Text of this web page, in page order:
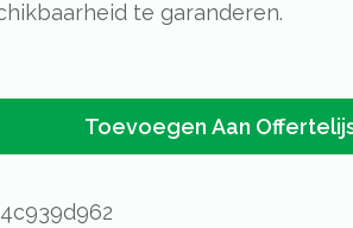
te garanderen.
Toevoegen Aan